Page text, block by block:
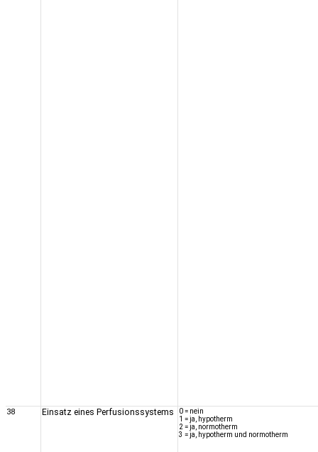
38 Einsatz eines Perfusionssystems
0 = nein
1 = ja, hypotherm
2 = ja, normotherm
3 = ja, hypotherm und normotherm